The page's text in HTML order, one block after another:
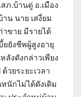
ภ.บ้านดู่ อ.เมือง
น นาย เสงี่ยม
าขาย มีรายได้
ยยังชีพผู้สูงอายุ
ลังดังกล่าวเพียง
วยระยะเวลา
นักไม่ได้ดังเดิม